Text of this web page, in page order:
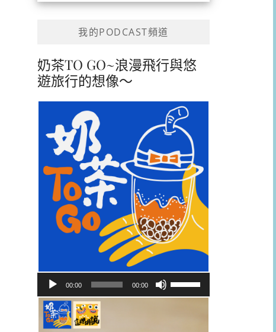
我的PODCAST頻道
奶茶TO GO~浪漫飛行與悠
遊旅行的想像～
播
放
00:00 00:00